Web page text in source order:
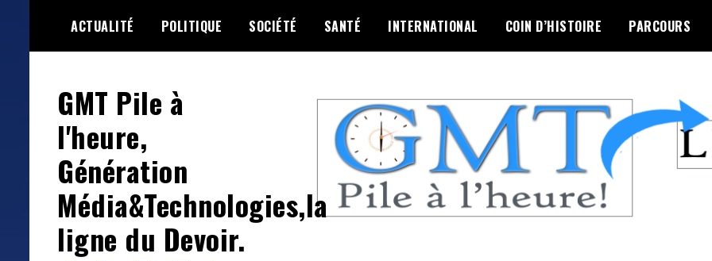
content
ACTUALITÉ POLITIQUE SOCIÉTÉ SANTÉ INTERNATIONAL COIN D’HISTOIRE PARCOURS
GMT Pile à
l'heure,
Génération
Média&Technologies,la
ligne du Devoir.